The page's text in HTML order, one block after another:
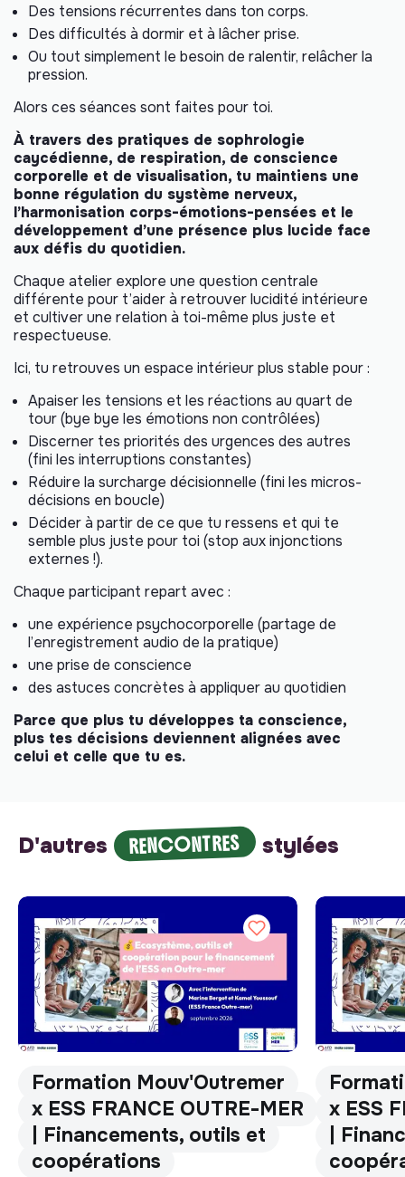
Des tensions récurrentes dans ton corps.
Des difficultés à dormir et à lâcher prise.
Ou tout simplement le besoin de ralentir, relâcher la
pression.
Alors ces séances sont faites pour toi.
À travers des pratiques de sophrologie
caycédienne, de respiration, de conscience
corporelle et de visualisation, tu maintiens une
bonne régulation du système nerveux,
l’harmonisation corps-émotions-pensées et le
développement d’une présence plus lucide face
aux défis du quotidien.
Chaque atelier explore une question centrale
différente pour t’aider à retrouver lucidité intérieure
et cultiver une relation à toi-même plus juste et
respectueuse.
Ici, tu retrouves un espace intérieur plus stable pour :
Apaiser les tensions et les réactions au quart de
tour (bye bye les émotions non contrôlées)
Discerner tes priorités des urgences des autres
(fini les interruptions constantes)
Réduire la surcharge décisionnelle (fini les micros-
décisions en boucle)
Décider à partir de ce que tu ressens et qui te
semble plus juste pour toi (stop aux injonctions
externes !).
Chaque participant repart avec :
une expérience psychocorporelle (partage de
l’enregistrement audio de la pratique)
une prise de conscience
des astuces concrètes à appliquer au quotidien
Parce que plus tu développes ta conscience,
plus tes décisions deviennent alignées avec
celui et celle que tu es.
D'autres RENCONTRES stylées
Formation Mouv'Outremer
x ESS FRANCE OUTRE-MER
| Financements, outils et
coopérations
x ESS
|